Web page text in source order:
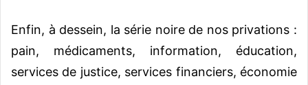
Enfin, à dessein, la série noire de nos privations :
pain, médicaments, information, éducation,
services de justice, services financiers, économie